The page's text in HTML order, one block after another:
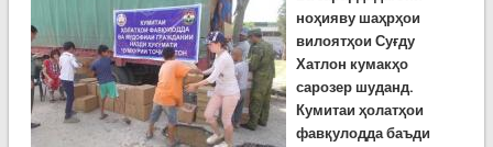
ноҳияву шаҳрҳои
вилоятҳои Суғду
Хатлон кумакҳо
сарозер шуданд.
Кумитаи ҳолатҳои
фавқулодда баъди